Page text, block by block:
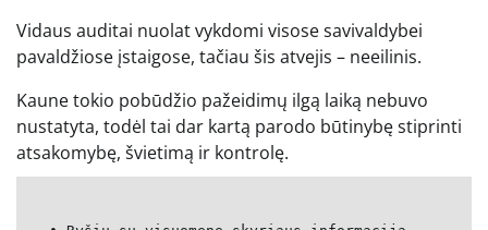
Vidaus auditai nuolat vykdomi visose savivaldybei
pavaldžiose įstaigose, tačiau šis atvejis – neeilinis.
Kaune tokio pobūdžio pažeidimų ilgą laiką nebuvo
nustatyta, todėl tai dar kartą parodo būtinybę stiprinti
atsakomybę, švietimą ir kontrolę.